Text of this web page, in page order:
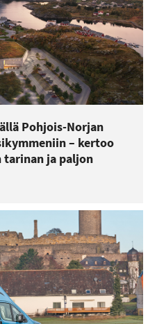
Pohjois-Norjan
– kertoo
tarinan ja paljon